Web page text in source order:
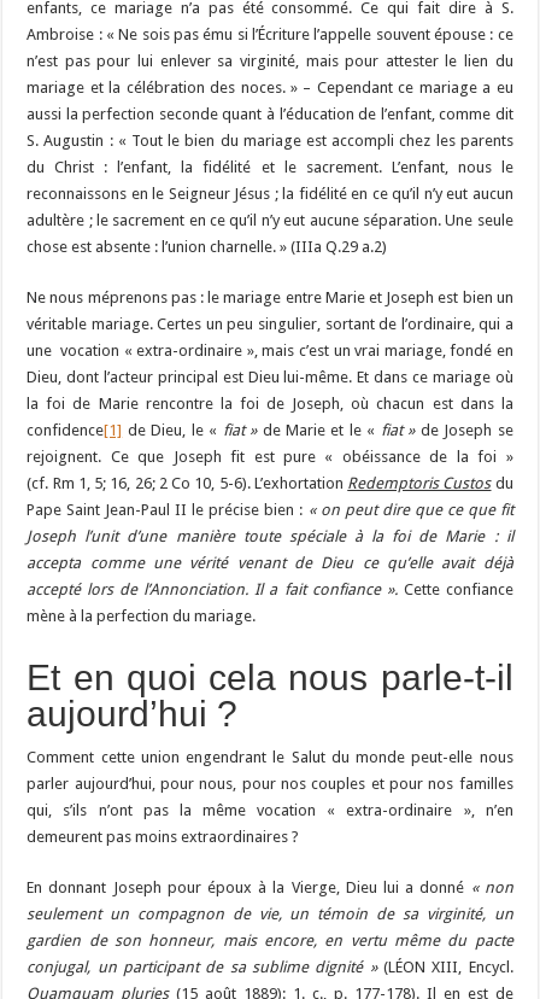
enfants, ce mariage n’a pas été consommé. Ce qui fait dire à S.
Ambroise : « Ne sois pas ému si l’Écriture l’appelle souvent épouse : ce
n’est pas pour lui enlever sa virginité, mais pour attester le lien du
mariage et la célébration des noces. » – Cependant ce mariage a eu
aussi la perfection seconde quant à l’éducation de l’enfant, comme dit
S. Augustin : « Tout le bien du mariage est accompli chez les parents
du Christ : l’enfant, la fidélité et le sacrement. L’enfant, nous le
reconnaissons en le Seigneur Jésus ; la fidélité en ce qu’il n’y eut aucun
adultère ; le sacrement en ce qu’il n’y eut aucune séparation. Une seule
chose est absente : l’union charnelle. » (IIIa Q.29 a.2)
Ne nous méprenons pas : le mariage entre Marie et Joseph est bien un
véritable mariage. Certes un peu singulier, sortant de l’ordinaire, qui a
une vocation « extra-ordinaire », mais c’est un vrai mariage, fondé en
Dieu, dont l’acteur principal est Dieu lui-même. Et dans ce mariage où
la foi de Marie rencontre la foi de Joseph, où chacun est dans la
confidence[1] de Dieu, le « fiat » de Marie et le « fiat » de Joseph se
rejoignent. Ce que Joseph fit est pure « obéissance de la foi »
(cf. Rm 1, 5; 16, 26; 2 Co 10, 5-6). L’exhortation Redemptoris Custosdu
Pape Saint Jean-Paul II le précise bien : « on peut dire que ce que fit
Joseph l’unit d’une manière toute spéciale à la foi de Marie : il
accepta comme une vérité venant de Dieu ce qu’elle avait déjà
accepté lors de l’Annonciation. Il a fait confiance ».Cette confiance
mène à la perfection du mariage.
Et en quoi cela nous parle-t-il
aujourd’hui ?
Comment cette union engendrant le Salut du monde peut-elle nous
parler aujourd’hui, pour nous, pour nos couples et pour nos familles
qui, s’ils n’ont pas la même vocation « extra-ordinaire », n’en
demeurent pas moins extraordinaires ?
En donnant Joseph pour époux à la Vierge, Dieu lui a donné « non
seulement un compagnon de vie, un témoin de sa virginité, un
gardien de son honneur, mais encore, en vertu même du pacte
conjugal, un participant de sa sublime dignité »(LÉON XIII, Encycl.
Quamquam pluries(15 août 1889): 1. c., p. 177-178). Il en est de